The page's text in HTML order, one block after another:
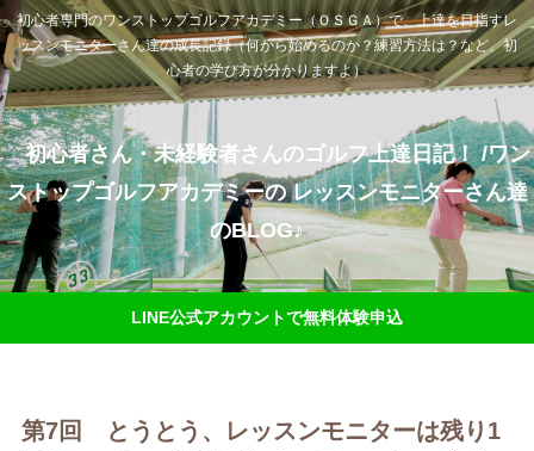
初心者専門のワンストップゴルフアカデミー（ＯＳＧＡ）で、上達を目指すレ
ッスンモニターさん達の成長記録（何から始めるのか？練習方法は？など、初
心者の学び方が分かりますよ）
初心者さん・未経験者さんのゴルフ上達日記！ /ワン
ストップゴルフアカデミーの レッスンモニターさん達
のBLOG♪
LINE公式アカウントで無料体験申込
第7回 とうとう、レッスンモニターは残り1